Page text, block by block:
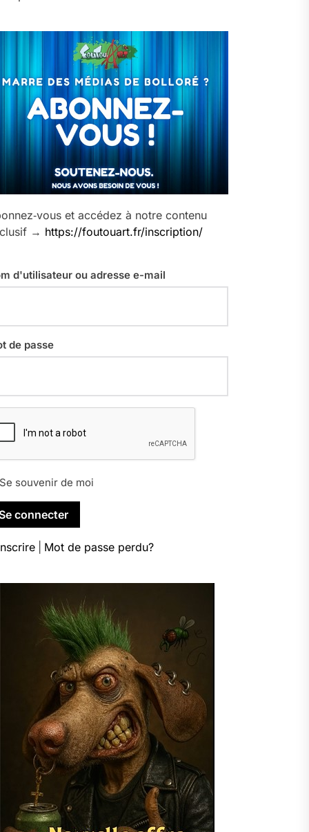
et accédez à notre contenu
→ https://foutouart.fr/inscription/
d'utilisateur ou adresse e-mail
de passe
Se souvenir de moi
Mot de passe perdu?